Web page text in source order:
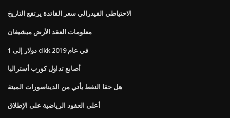
الاحتياطي الفيدرالي سعر الفائدة يرتفع التاريخ
معلومات العقد الأرض ميشيغان
1 دولار إلى dkk في عام 2019
أصابع تداول كورب أستراليا
هل حقا النفط يأتي من الديناصورات الميتة
أعلى العقود الرياضية على الإطلاق